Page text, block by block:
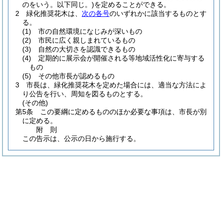
のをいう。以下同じ。)を定めることができる。
2
緑化推奨花木は、 次の各号のいずれかに該当するものとす
る。
(1)
市の自然環境になじみが深いもの
(2)
市民に広く親しまれているもの
(3)
自然の大切さを認識できるもの
(4)
定期的に展示会が開催される等地域活性化に寄与する
もの
(5)
その他市長が認めるもの
3
市長は、緑化推奨花木を定めた場合には、適当な方法によ
り公告を行い、周知を図るものとする。
(その他)
第5条
この要綱に定めるもののほか必要な事項は、市長が別
に定める。
附 則
この告示は、公示の日から施行する。